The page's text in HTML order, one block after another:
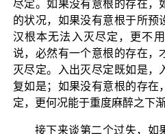
尽定。如果没有意根的存在，
的状况，如果没有意根于所预
汉根本无法入灭尽定，更不
说，必然有一个意根的存在，
灭尽定。入出灭尽定既如是，
复如是；如果没有意根的存在
定，更何况能于重度麻醉之下
接下来谈第二个过失，如